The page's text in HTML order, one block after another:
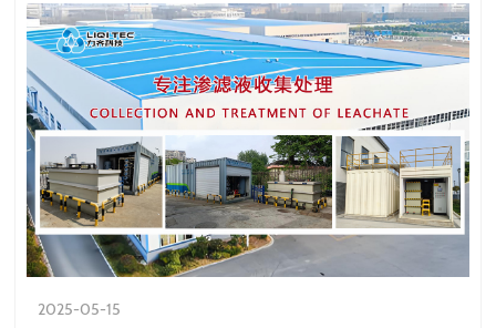
2025-05-15